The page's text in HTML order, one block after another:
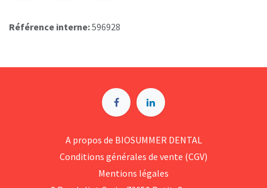
Référence interne:596928
A p​ropos de BIOSUMMER DENTAL
Conditions générales d​e vente (CGV)
Mentions légales